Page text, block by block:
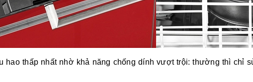
hao thấp nhất nhờ khả năng chống dính vượt trội: thường thì chỉ